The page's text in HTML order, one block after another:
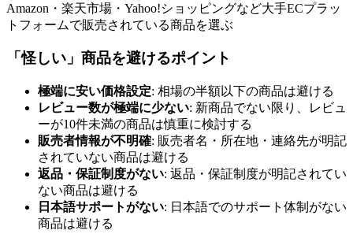
Amazon・楽天市場・Yahoo!ショッピングなど大手ECプラッ
トフォームで販売されている商品を選ぶ
「怪しい」商品を避けるポイント
極端に安い価格設定: 相場の半額以下の商品は避ける
レビュー数が極端に少ない: 新商品でない限り、レビュ
ーが10件未満の商品は慎重に検討する
販売者情報が不明確: 販売者名・所在地・連絡先が明記
されていない商品は避ける
返品・保証制度がない: 返品・保証制度が明記されてい
ない商品は避ける
日本語サポートがない: 日本語でのサポート体制がない
商品は避ける